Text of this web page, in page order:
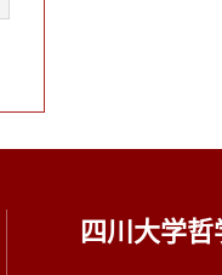
四川大学哲